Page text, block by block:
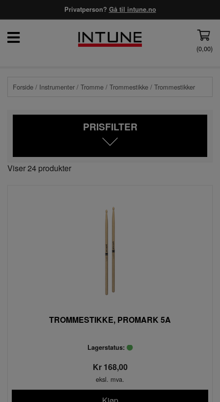
Privatperson? Gå til intune.no
(0,00)
Forside / Instrumenter / Tromme / Trommestikke / Trommestikker
PRISFILTER
Viser 24 produkter
TROMMESTIKKE, PROMARK 5A
Lagerstatus:
Kr 168,00
eksl. mva.